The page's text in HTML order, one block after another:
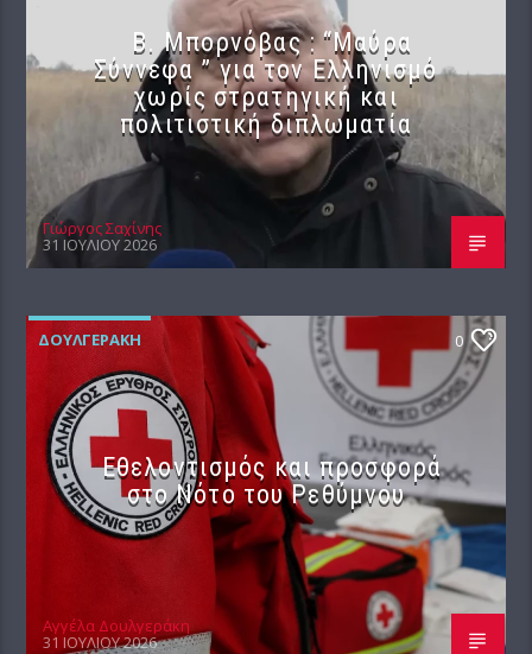
B. Μπορνόβας : “Μαύρα
Σύννεφα ” για τον Ελληνισμό
χωρίς στρατηγική και
πολιτιστική διπλωματία
Γιώργος Σαχίνης
31 ΙΟΥΛΊΟΥ 2026
ΔΟΥΛΓΕΡΆΚΗ 0
Εθελοντισμός και προσφορά
στο Νότο του Ρεθύμνου
Αγγέλα Δουλγεράκη
31 ΙΟΥΛΊΟΥ 2026